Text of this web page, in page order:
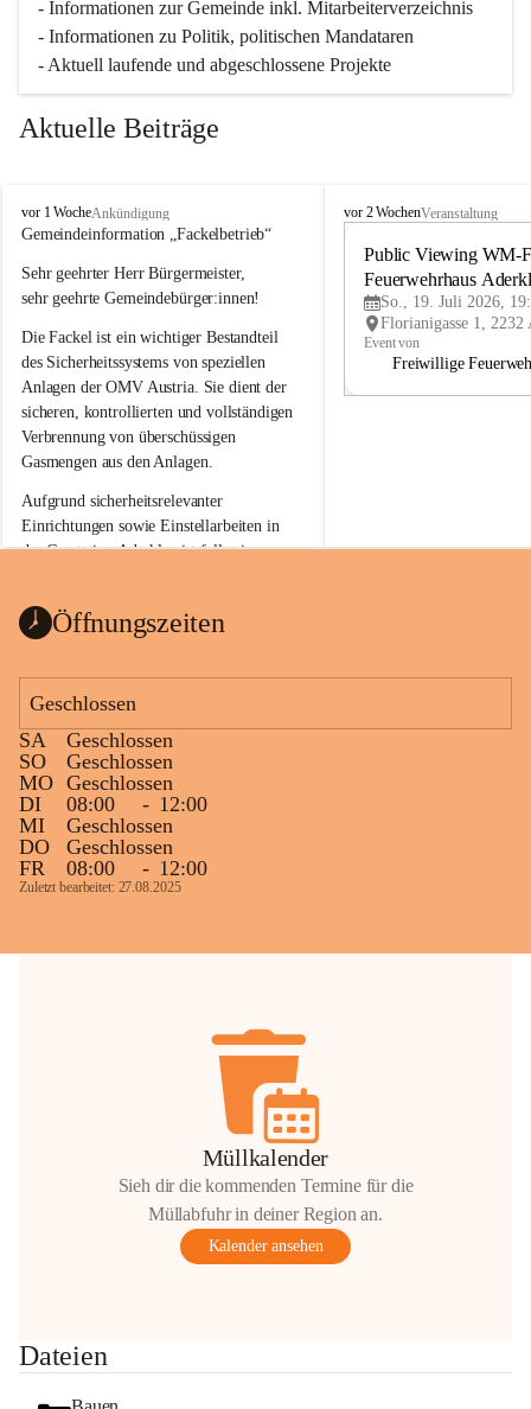
- Informationen zur Gemeinde inkl. Mitarbeiterverzeichnis
- Informationen zu Politik, politischen Mandataren
- Aktuell laufende und abgeschlossene Projekte
Aktuelle Beiträge
A
d
r
k
a
a
vor 1 WocheAnkündigung
Gemeindeinformation „Fackelbetrieb“
Sehr geehrter Herr Bürgermeister,
sehr geehrte Gemeindebürger:innen!
Die Fackel ist ein wichtiger Bestandteil
des Sicherheitssystems von speziellen
Anlagen der OMV Austria. Sie dient der
sicheren, kontrollierten und vollständigen
Verbrennung von überschüssigen
Gasmengen aus den Anlagen.
Aufgrund sicherheitsrelevanter
Einrichtungen sowie Einstellarbeiten in
der Gasstation Aderklaa ist fallweise
kommenden Tagen und Wochen wird
sein.
Die OMV Austria ist bemüht, für die
Bevölkerung ungewohnte, jedoch
technisch notwendige Betriebszustände so
kurz wie möglich zu halten.
Wir bitten daher die umliegende
Bevölkerung um Verständnis.
anrainer-service@omv.com
Bei Fragen, Anliegen oder Beschwerden.
Die OMV wird im Zuge von
A
vor 2 WochenVeranstaltung
Public Viewing WM-
Feuerwehrhaus
So., 19. Juli 2026,
Event von
Freiwillige
Öffnungszeiten
Geschlossen
SA
Geschlossen
SO
Geschlossen
MO Geschlossen
DI
08:00 - 12:00
MI
Geschlossen
DO
Geschlossen
FR
08:00 - 12:00
Zuletzt bearbeitet: 27.08.2025
Müllkalender
Sieh dir die kommenden Termine für die
Müllabfuhr in deiner Region an.
Kalender ansehen
Dateien